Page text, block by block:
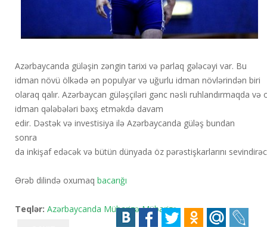
Azərbaycanda güləşin zəngin tarixi və parlaq gələcəyi var. Bu
idman növü ölkədə ən populyar və uğurlu idman növlərindən biri
olaraq qalır. Azərbaycan güləşçiləri gənc nəsli ruhlandırmaqda və
idman qələbələri bəxş etməkdə davam
edir. Dəstək və investisiya ilə Azərbaycanda güləş bundan
sonra
da inkişaf edəcək və bütün dünyada öz pərəstişkarlarını
Ərəb dilində oxumaq bacarığı
Teqlər: Azərbaycanda Mübarizə Mübarizə